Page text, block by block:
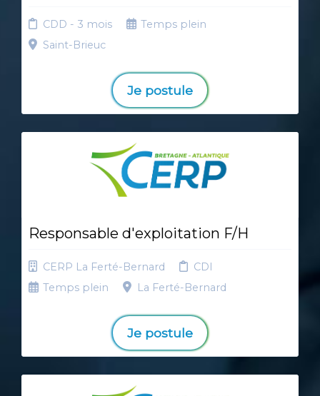
CDD - 3 mois
Temps plein
Saint-Brieuc
Je postule
Responsable d'exploitation F/H
CERP La Ferté-Bernard
CDI
Temps plein
La Ferté-Bernard
Je postule